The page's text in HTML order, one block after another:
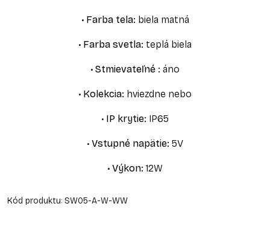
• Farba tela: biela matná
• Farba svetla: teplá biela
• Stmievateľné : áno
• Kolekcia: hviezdne nebo
• IP krytie: IP65
• Vstupné napätie: 5V
• Výkon: 12W
Kód produktu: SW05-A-W-WW